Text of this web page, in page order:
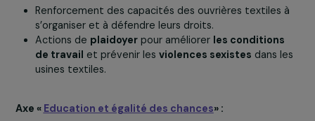
savoir-faire locaux.
ActionAid France –(Bangladesh)Plaidoyer pour les
des femmes ouvrières dans les usines textiles au
sexuelles.